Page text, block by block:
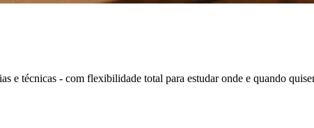
e técnicas - com flexibilidade total para estudar onde e quando